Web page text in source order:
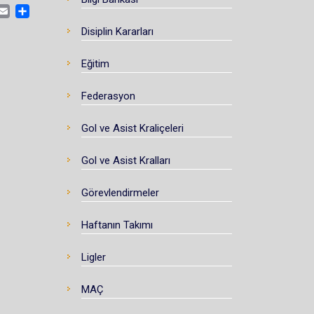
EMAILSHARE
Disiplin Kararları
Eğitim
Federasyon
Gol ve Asist Kraliçeleri
Gol ve Asist Kralları
Görevlendirmeler
Haftanın Takımı
Ligler
MAÇ